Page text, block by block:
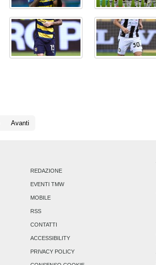
Avanti
REDAZIONE
EVENTI TMW
MOBILE
RSS
CONTATTI
ACCESSIBILITY
PRIVACY POLICY